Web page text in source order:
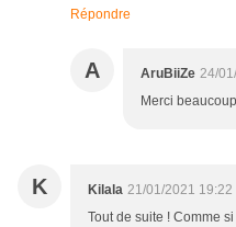
Répondre
A AruBiiZe 24/
Merci
K Kilala 21/01/2021 19:22
Tout de suite ! Comme